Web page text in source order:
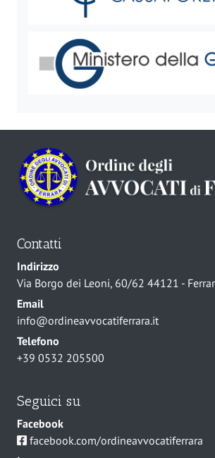
Contatti
Indirizzo
Via Borgo dei Leoni, 60/62 44121 -
Email
info@ordineavvocatiferrara.it
Telefono
+39 0532 205500
Seguici su
Facebook
facebook.com/ordineavvocatiferrara